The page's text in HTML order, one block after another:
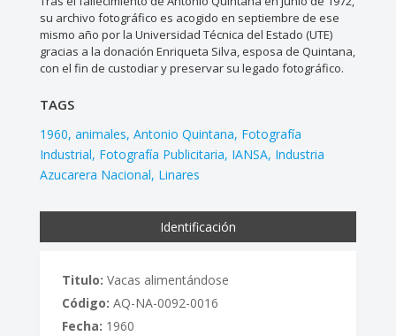
su archivo fotográfico es acogido en septiembre de ese
mismo año por la Universidad Técnica del Estado (UTE)
gracias a la donación Enriqueta Silva, esposa de Quintana,
con el fin de custodiar y preservar su legado fotográfico.
TAGS
1960 animales Antonio Quintana Fotografía
Industrial Fotografía Publicitaria IANSA Industria
Azucarera Nacional Linares
Identificación
Titulo: Vacas alimentándose
Código: AQ-NA-0092-0016
Fecha: 1960